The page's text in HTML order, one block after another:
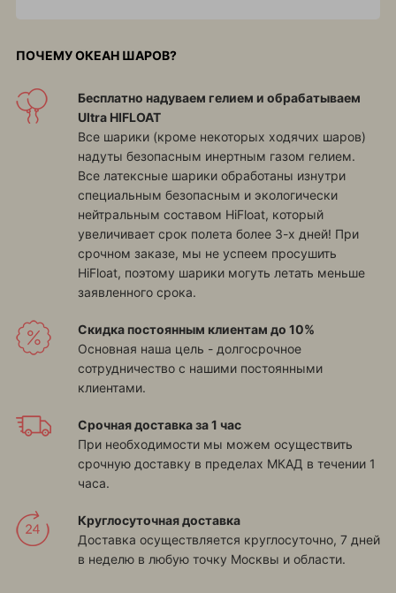
ПОЧЕМУ ОКЕАН ШАРОВ?
Бесплатно надуваем гелием и обрабатываем
Ultra HIFLOAT
Все шарики (кроме некоторых ходячих шаров)
надуты безопасным инертным газом гелием.
Все латексные шарики обработаны изнутри
специальным безопасным и экологически
нейтральным составом HiFloat, который
увеличивает срок полета более 3-х дней! При
срочном заказе, мы не успеем просушить
HiFloat, поэтому шарики могуть летать меньше
заявленного срока.
Скидка постоянным клиентам до 10%
Основная наша цель - долгосрочное
сотрудничество с нашими постоянными
клиентами.
Срочная доставка за 1 час
При необходимости мы можем осуществить
срочную доставку в пределах МКАД в течении 1
часа.
Круглосуточная доставка
Доставка осуществляется круглосуточно, 7 дней
в неделю в любую точку Москвы и области.